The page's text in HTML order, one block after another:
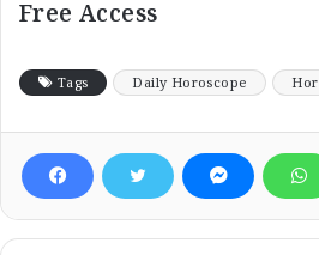
Free Access
Tags Daily Horoscope